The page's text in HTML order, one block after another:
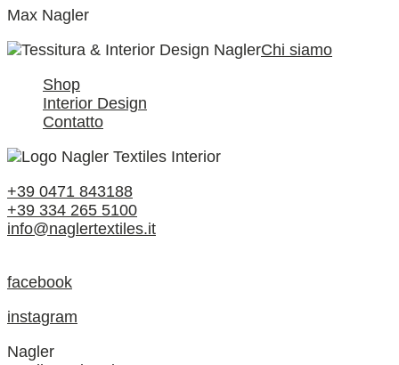
Max Nagler
Chi siamo
Shop
Interior Design
Contatto
+39 0471 843188
+39 334 265 5100
info@naglertextiles.it
facebook
instagram
Nagler